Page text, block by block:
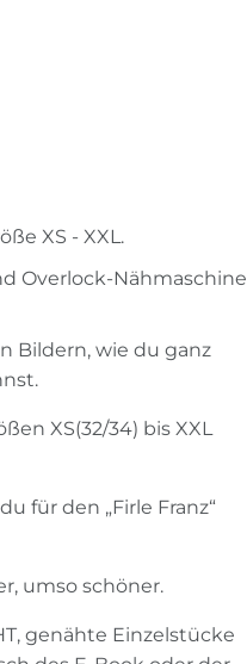
XS - XXL.
Overlock-Nähmaschine
Bildern, wie du ganz
XS(32/34) bis XXL
für den „Firle Franz“
umso schöner.
genähte Einzelstücke